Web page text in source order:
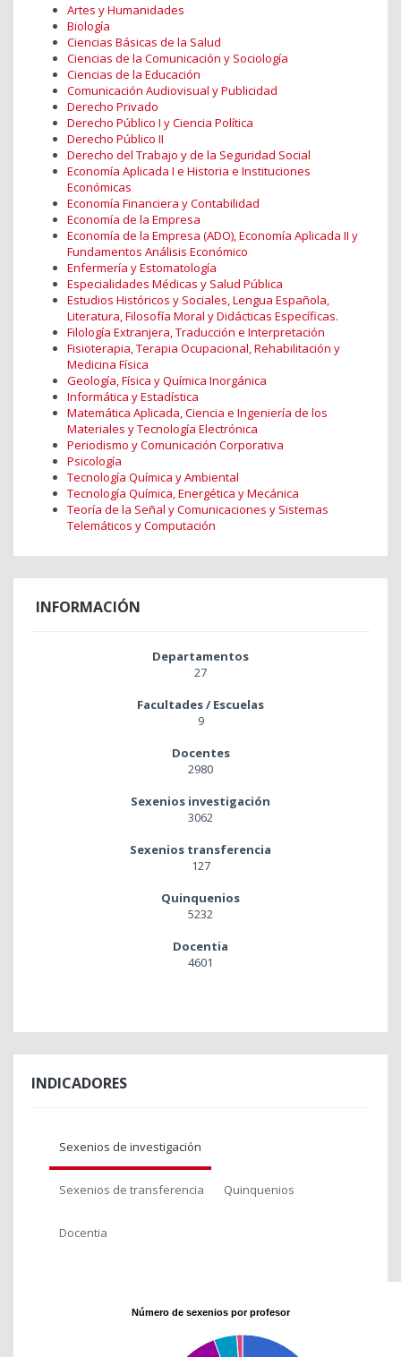
Artes y Humanidades
Biología
Ciencias Básicas de la Salud
Ciencias de la Comunicación y Sociología
Ciencias de la Educación
Comunicación Audiovisual y Publicidad
Derecho Privado
Derecho Público I y Ciencia Política
Derecho Público II
Derecho del Trabajo y de la Seguridad Social
Economía Aplicada I e Historia e Instituciones
Económicas
Economía Financiera y Contabilidad
Economía de la Empresa
Economía de la Empresa (ADO), Economía Aplicada II y
Fundamentos Análisis Económico
Enfermería y Estomatología
Especialidades Médicas y Salud Pública
Estudios Históricos y Sociales, Lengua Española,
Literatura, Filosofía Moral y Didácticas Específicas.
Filología Extranjera, Traducción e Interpretación
Fisioterapia, Terapia Ocupacional, Rehabilitación y
Medicina Física
Geología, Física y Química Inorgánica
Informática y Estadística
Matemática Aplicada, Ciencia e Ingeniería de los
Materiales y Tecnología Electrónica
Periodismo y Comunicación Corporativa
Psicología
Tecnología Química y Ambiental
Tecnología Química, Energética y Mecánica
Teoría de la Señal y Comunicaciones y Sistemas
Telemáticos y Computación
INFORMACIÓN
Departamentos
27
Facultades / Escuelas
9
Docentes
2980
Sexenios investigación
3062
Sexenios transferencia
127
Quinquenios
5232
Docentia
4601
INDICADORES
Sexenios de investigación
Sexenios de transferencia Quinquenios
Docentia
Número de sexenios por profesor